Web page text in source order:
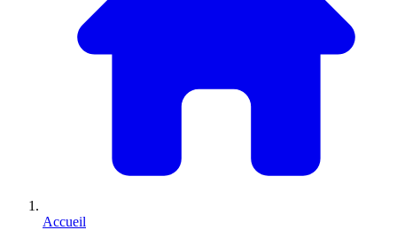
Accueil